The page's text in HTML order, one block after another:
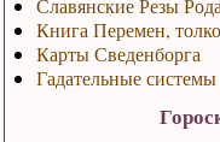
Книга Перемен,
Карты Сведенборга
Гадательные системы